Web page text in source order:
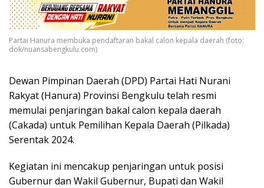
Partai Hanura membuka pendaftaran bakal calon kepala daerah (foto:
dok/nuansabengkulu.com)
Dewan Pimpinan Daerah (DPD) Partai Hati Nurani
Rakyat (Hanura) Provinsi Bengkulu telah resmi
memulai penjaringan bakal calon kepala daerah
(Cakada) untuk Pemilihan Kepala Daerah (Pilkada)
Serentak 2024.
Kegiatan ini mencakup penjaringan untuk posisi
Gubernur dan Wakil Gubernur, Bupati dan Wakil